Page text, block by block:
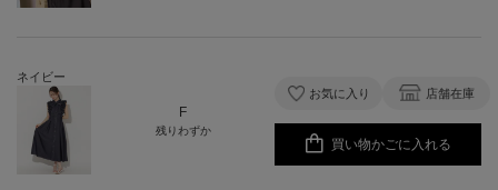
ネイビー
F
残りわずか
お気に入り 店舗在庫
買い物かごに入れる